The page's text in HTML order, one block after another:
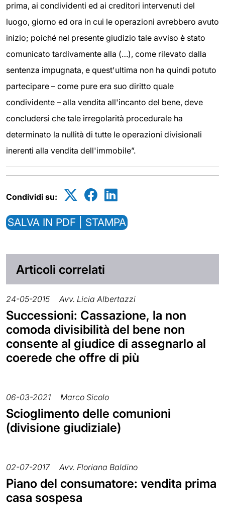
prima, ai condividenti ed ai creditori intervenuti del
luogo, giorno ed ora in cui le operazioni avrebbero avuto
inizio; poiché nel presente giudizio tale avviso è stato
comunicato tardivamente alla (…), come rilevato dalla
sentenza impugnata, e quest'ultima non ha quindi potuto
partecipare – come pure era suo diritto quale
condividente – alla vendita all'incanto del bene, deve
concludersi che tale irregolarità procedurale ha
determinato la nullità di tutte le operazioni divisionali
inerenti alla vendita dell'immobile”.
Condividi su:
SALVA IN PDF | STAMPA
Articoli correlati
24-05-2015 Avv. Licia Albertazzi
Successioni: Cassazione, la non
comoda divisibilità del bene non
consente al giudice di assegnarlo al
coerede che offre di più
06-03-2021 Marco Sicolo
Scioglimento delle comunioni
(divisione giudiziale)
02-07-2017 Avv. Floriana Baldino
Piano del consumatore: vendita prima
casa sospesa